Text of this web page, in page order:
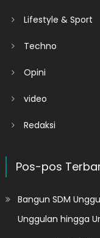
Lifestyle & Sport
Techno
Opini
video
Redaksi
Pos-pos
Bangun SDM
Unggulan hingga